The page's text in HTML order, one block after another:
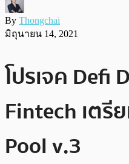
By Thongchai
มิถุนายน 14, 2021
โปรเจค Defi
Fintech เตรี
Pool v.3